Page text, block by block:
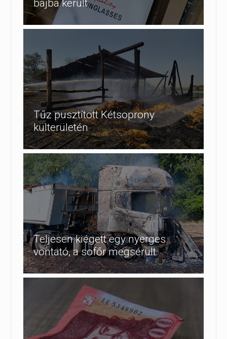
bajba került
Tűz pusztított Kétsoprony
külterületén
Teljesen kiégett egy nyerges
vontató, a sofőr megsérült